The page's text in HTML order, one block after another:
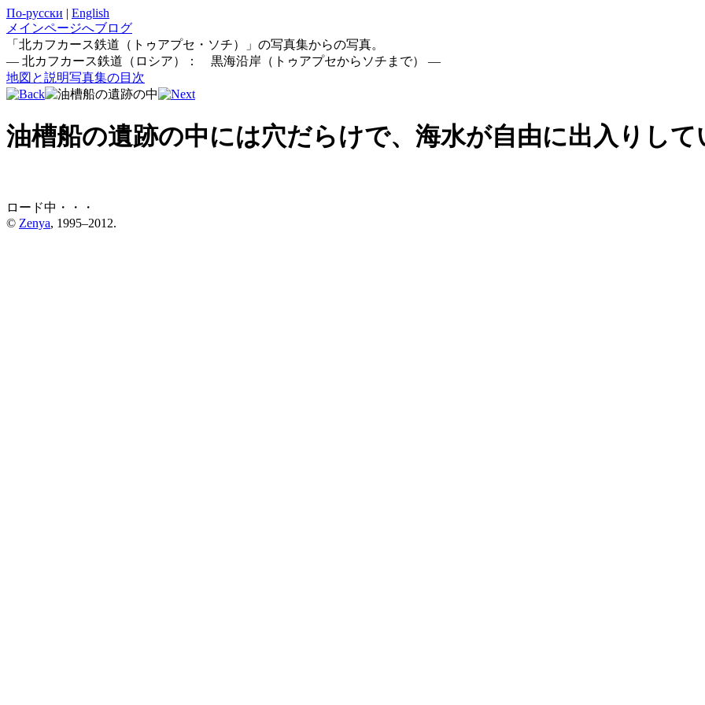
По-русски | English
メインページへブログ
「北カフカース鉄道（トゥアプセ・ソチ）」の写真集からの写真。
— 北カフカース鉄道（ロシア）： 黒海沿岸（トゥアプセからソチまで） —
地図と説明写真集の目次
油槽船の遺跡の中には穴だらけで、海水が自由に出入りして
ロード中・・・
© Zenya, 1995–2012.